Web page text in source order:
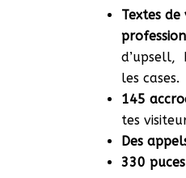
Textes
d’upsell,
les cases.
145
tes
Des
330